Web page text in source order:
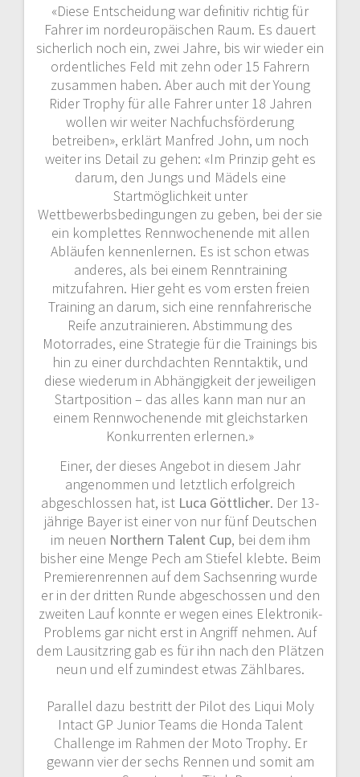
«Diese Entscheidung war definitiv richtig für
Fahrer im nordeuropäischen Raum. Es dauert
sicherlich noch ein, zwei Jahre, bis wir wieder ein
ordentliches Feld mit zehn oder 15 Fahrern
zusammen haben. Aber auch mit der Young
Rider Trophy für alle Fahrer unter 18 Jahren
wollen wir weiter Nachfuchsförderung
betreiben», erklärt Manfred John, um noch
weiter ins Detail zu gehen: «Im Prinzip geht es
darum, den Jungs und Mädels eine
Startmöglichkeit unter
Wettbewerbsbedingungen zu geben, bei der sie
ein komplettes Rennwochenende mit allen
Abläufen kennenlernen. Es ist schon etwas
anderes, als bei einem Renntraining
mitzufahren. Hier geht es vom ersten freien
Training an darum, sich eine rennfahrerische
Reife anzutrainieren. Abstimmung des
Motorrades, eine Strategie für die Trainings bis
hin zu einer durchdachten Renntaktik, und
diese wiederum in Abhängigkeit der jeweiligen
Startposition – das alles kann man nur an
einem Rennwochenende mit gleichstarken
Konkurrenten erlernen.»
Einer, der dieses Angebot in diesem Jahr
angenommen und letztlich erfolgreich
abgeschlossen hat, ist Luca Göttlicher. Der 13-
jährige Bayer ist einer von nur fünf Deutschen
im neuen Northern Talent Cup, bei dem ihm
bisher eine Menge Pech am Stiefel klebte. Beim
Premierenrennen auf dem Sachsenring wurde
er in der dritten Runde abgeschossen und den
zweiten Lauf konnte er wegen eines Elektronik-
Problems gar nicht erst in Angriff nehmen. Auf
dem Lausitzring gab es für ihn nach den Plätzen
neun und elf zumindest etwas Zählbares.
Parallel dazu bestritt der Pilot des Liqui Moly
Intact GP Junior Teams die Honda Talent
Challenge im Rahmen der Moto Trophy. Er
gewann vier der sechs Rennen und somit am